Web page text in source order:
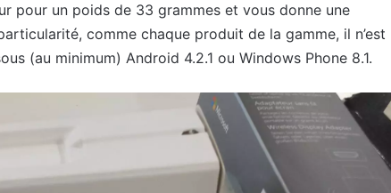
pour un poids de 33 grammes et vous donne une
comme chaque produit de la gamme, il n’est
(au minimum) Android 4.2.1 ou Windows Phone 8.1.